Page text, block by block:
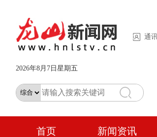
通
2026年8月7日星期五
首页 新闻资讯